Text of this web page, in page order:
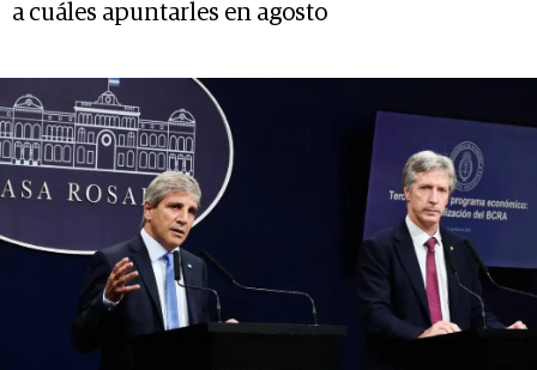
a cuáles apuntarles en agosto